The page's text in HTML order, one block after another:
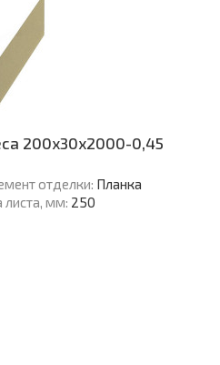
200х30х2000-0,45
отделки: Планка
мм: 250